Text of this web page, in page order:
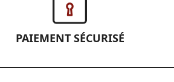
PAIEMENT SÉCURISÉ